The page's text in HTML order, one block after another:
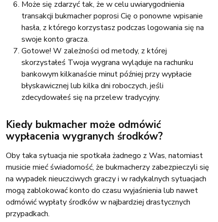
Może się zdarzyć tak, że w celu uwiarygodnienia
transakcji bukmacher poprosi Cię o ponowne wpisanie
hasła, z którego korzystasz podczas logowania się na
swoje konto gracza.
Gotowe! W zależności od metody, z której
skorzystałeś Twoja wygrana wyląduje na rachunku
bankowym kilkanaście minut później przy wypłacie
błyskawicznej lub kilka dni roboczych, jeśli
zdecydowałeś się na przelew tradycyjny.
Kiedy bukmacher może odmówić
wypłacenia wygranych środków?
Oby taka sytuacja nie spotkała żadnego z Was, natomiast
musicie mieć świadomość, że bukmacherzy zabezpieczyli się
na wypadek nieuczciwych graczy i w radykalnych sytuacjach
mogą zablokować konto do czasu wyjaśnienia lub nawet
odmówić wypłaty środków w najbardziej drastycznych
przypadkach.